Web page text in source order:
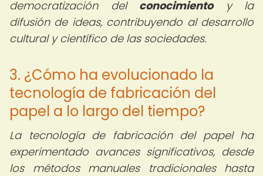
democratización del conocimientoy la
difusión de ideas, contribuyendo al desarrollo
cultural y científico de las sociedades.
3. ¿Cómo ha evolucionado la
tecnología de fabricación del
papel a lo largo del tiempo?
La tecnología de fabricación del papel ha
experimentado avances significativos, desde
los métodos manuales tradicionales hasta